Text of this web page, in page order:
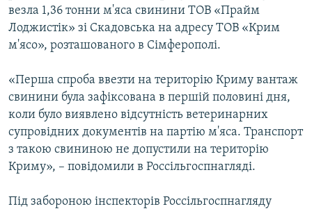
везла 1,36 тонни м'яса свинини ТОВ «Прайм
Лоджистік» зі Скадовська на адресу ТОВ «Крим
м'ясо», розташованого в Сімферополі.
«Перша спроба ввезти на територію Криму вантаж
свинини була зафіксована в першій половині дня,
коли було виявлено відсутність ветеринарних
супровідних документів на партію м'яса. Транспорт
з такою свининою не допустили на територію
Криму», – повідомили в Россільгоспнагляді.
Під забороною інспекторів Россільгоспнагляду